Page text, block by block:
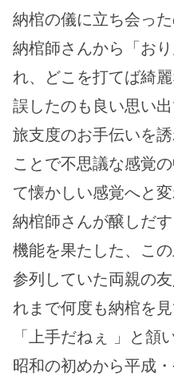
納棺の儀に立ち会った
納棺師さんから「お
れ、どこを打てば綺
誤したのも良い思い出
旅支度のお手伝いを
ことで不思議な感覚
て懐かしい感覚へと
納棺師さんが醸しだ
機能を果たした、この
参列していた両親の
れまで何度も納棺を
「上手だねぇ 」と頷
昭和の初めから平成